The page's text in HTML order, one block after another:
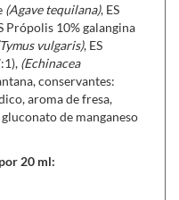
bucales.
en casos de úlcera
la bacteria Helicobacter
han conseguido buenos
en pacientes
gastritis, enfermedad
intestinal.
(Agave tequilana), ES
Própolis 10% galangina
vulgaris), ES
(Echinacea
conservantes:
aroma de fresa,
de manganeso
20 ml: